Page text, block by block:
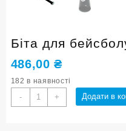
Біта для
486,00₴
182 в наявності
-
Біта
для
+ Додати в